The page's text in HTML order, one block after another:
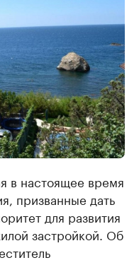
в настоящее время
призванные дать
для развития
застройкой. Об